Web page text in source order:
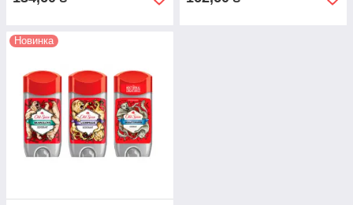
Новинка